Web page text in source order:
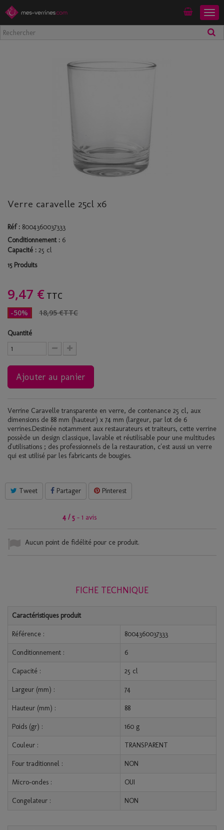
Mon compte
Verre caravelle 25cl x6
Réf : 8004360037333
Conditionnement : 6
Capacité : 25 cl
15 Produits
9,47 € TTC
-50% 18,95 €TTC
Quantité
Ajouter au panier
Verrine Caravelle transparente en verre, de contenance 25 cl, aux
dimensions de 88 mm (hauteur) x 74 mm (largeur, par lot de 6
verrines.Destinée notamment aux restaurateurs et traiteurs, cette verrine
possède un design classique, lavable et réutilisable pour une multitudes
d'utilisations ; des professionnels de la restauration, c'est aussi un verre
qui est utilisé par les fabricants de bougies.
Tweet Partager Pinterest
4/ 5- 1 avis
Aucun point de fidélité pour ce produit.
FICHE TECHNIQUE
Caractéristiques produit
Référence : 8004360037333
Conditionnement : 6
Capacité : 25 cl
Largeur (mm) : 74
Hauteur (mm) : 88
Poids (gr) : 160 g
Couleur : TRANSPARENT
Four traditionnel : NON
Micro-ondes : OUI
Congelateur : NON